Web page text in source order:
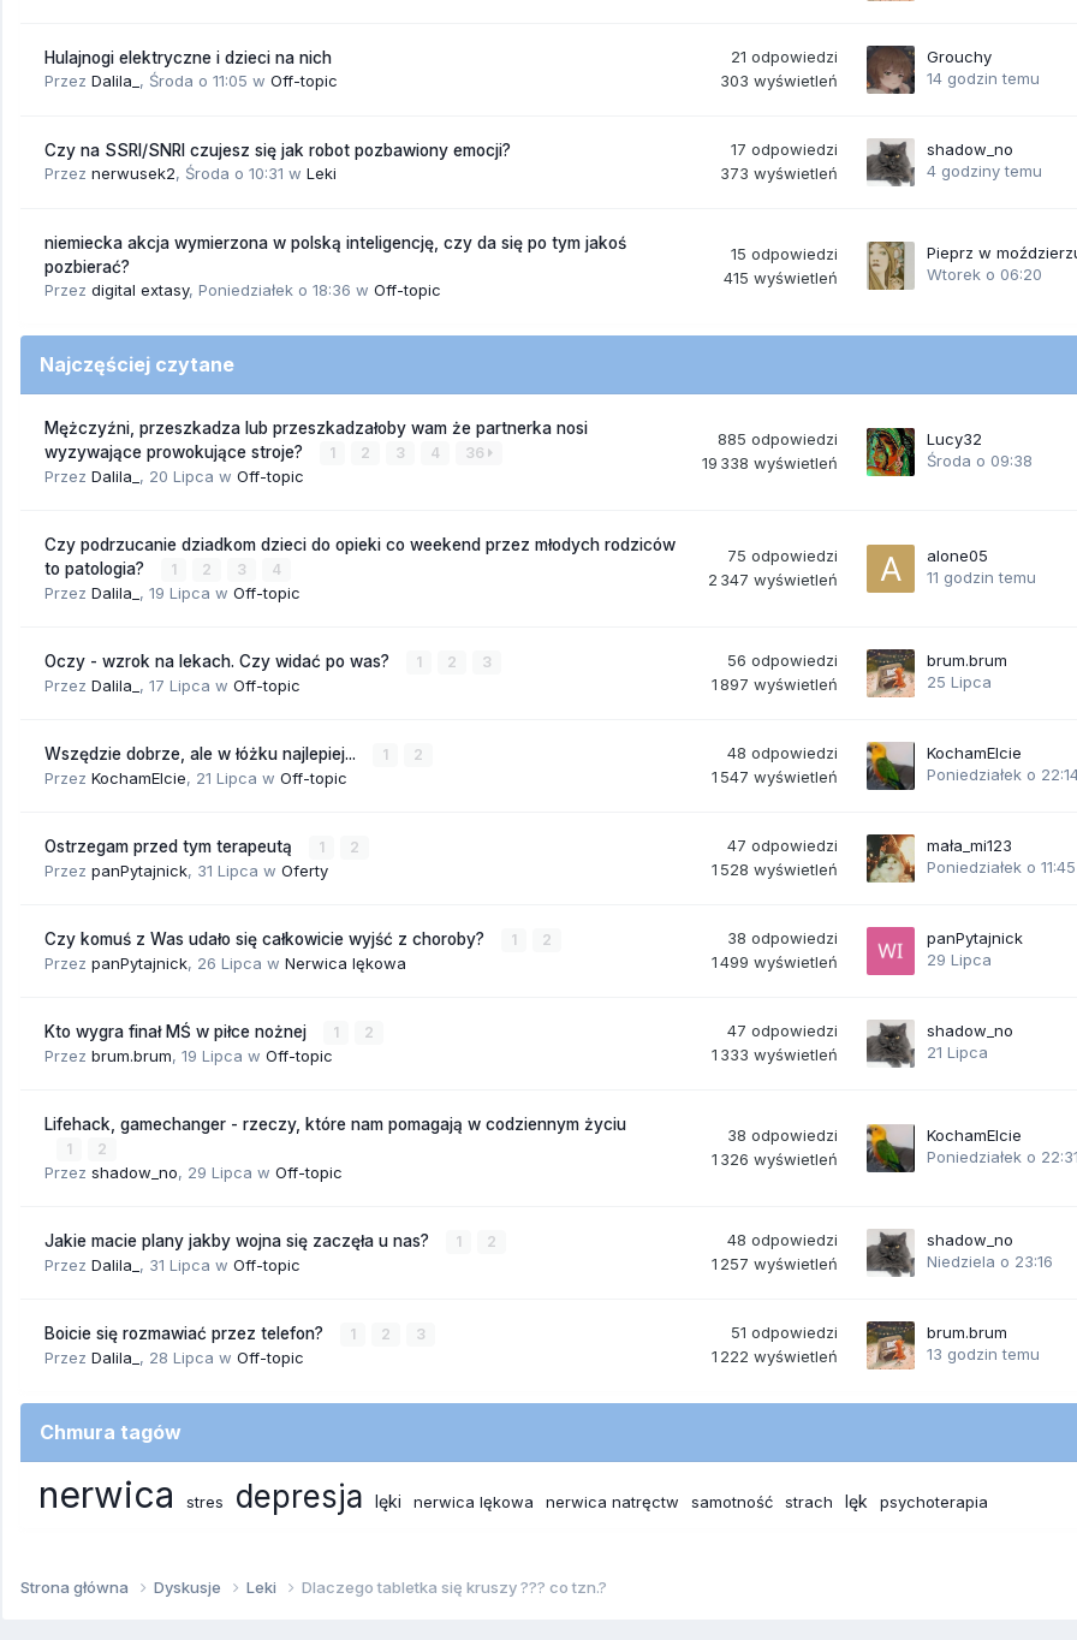
Hulajnogi elektryczne i dzieci na nich
Przez Dalila_ , Środa o 11:05 w Off-topic
21 odpowiedzi
303 wyświetleń
Grouchy
14 godzin temu
Czy na SSRI/SNRI czujesz się jak robot pozbawiony emocji?
Przez nerwusek2, Środa o 10:31 w Leki
17 odpowiedzi
373 wyświetleń
shadow_no
4 godziny temu
niemiecka akcja wymierzona w polską inteligencję, czy da się po tym jakoś
pozbierać?
Przez digital extasy, Poniedziałek o 18:36 w Off-topic
15 odpowiedzi
415 wyświetleń
Pieprz w
Wtorek o 06:20
Najczęściej czytane
Mężczyźni, przeszkadza lub przeszkadzałoby wam że partnerka nosi
wyzywające prowokujące stroje?
1 2 3 4 36
Przez Dalila_ , 20 Lipca w Off-topic
885 odpowiedzi
19 338 wyświetleń
Lucy32
Środa o 09:38
Czy podrzucanie dziadkom dzieci do opieki co weekend przez młodych rodziców
to patologia?
1 2 3 4
Przez Dalila_ , 19 Lipca w Off-topic
75 odpowiedzi
2 347 wyświetleń
alone05
11 godzin temu
Oczy - wzrok na lekach. Czy widać po was? 1 2 3
Przez Dalila_ , 17 Lipca w Off-topic
56 odpowiedzi
1 897 wyświetleń
brum.brum
25 Lipca
Wszędzie dobrze, ale w łóżku najlepiej... 1 2
Przez KochamElcie, 21 Lipca w Off-topic
48 odpowiedzi
1 547 wyświetleń
KochamElcie
Poniedziałek o
Ostrzegam przed tym terapeutą 1 2
Przez panPytajnick, 31 Lipca w Oferty
47 odpowiedzi
1 528 wyświetleń
mała_mi123
Poniedziałek o 11:45
Czy komuś z Was udało się całkowicie wyjść z choroby? 1 2
Przez panPytajnick, 26 Lipca w Nerwica lękowa
38 odpowiedzi
1 499 wyświetleń
panPytajnick
29 Lipca
Kto wygra finał MŚ w piłce nożnej 1 2
Przez brum.brum, 19 Lipca w Off-topic
47 odpowiedzi
1 333 wyświetleń
shadow_no
21 Lipca
Lifehack, gamechanger - rzeczy, które nam pomagają w codziennym życiu
1 2
Przez shadow_no, 29 Lipca w Off-topic
38 odpowiedzi
1 326 wyświetleń
KochamElcie
Poniedziałek o
Jakie macie plany jakby wojna się zaczęła u nas? 1 2
Przez Dalila_ , 31 Lipca w Off-topic
48 odpowiedzi
1 257 wyświetleń
shadow_no
Niedziela o 23:16
Boicie się rozmawiać przez telefon? 1 2 3
Przez Dalila_ , 28 Lipca w Off-topic
51 odpowiedzi
1 222 wyświetleń
brum.brum
13 godzin temu
Chmura tagów
nerwica stres depresja lęki nerwica lękowa nerwica natręctw samotność strach lęk psychoterapia
Strona główna Dyskusje Leki Dlaczego tabletka się kruszy ??? co tzn.?